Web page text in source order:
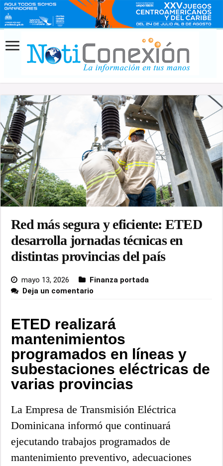
Red más segura y eficiente: ETED
desarrolla jornadas técnicas en
distintas provincias del país
mayo 13, 2026
Finanza portada
Deja un comentario
ETED realizará
mantenimientos
programados en líneas y
subestaciones eléctricas de
varias provincias
La Empresa de Transmisión Eléctrica
Dominicana informó que continuará
ejecutando trabajos programados de
mantenimiento preventivo, adecuaciones